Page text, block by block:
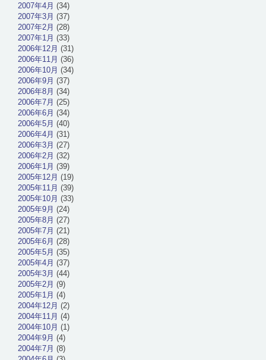
2007年4月 (34)
2007年3月 (37)
2007年2月 (28)
2007年1月 (33)
2006年12月 (31)
2006年11月 (36)
2006年10月 (34)
2006年9月 (37)
2006年8月 (34)
2006年7月 (25)
2006年6月 (34)
2006年5月 (40)
2006年4月 (31)
2006年3月 (27)
2006年2月 (32)
2006年1月 (39)
2005年12月 (19)
2005年11月 (39)
2005年10月 (33)
2005年9月 (24)
2005年8月 (27)
2005年7月 (21)
2005年6月 (28)
2005年5月 (35)
2005年4月 (37)
2005年3月 (44)
2005年2月 (9)
2005年1月 (4)
2004年12月 (2)
2004年11月 (4)
2004年10月 (1)
2004年9月 (4)
2004年7月 (8)